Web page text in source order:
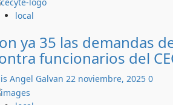
local
ya 35 las demandas
funcionarios del
Angel Galvan 22 noviembre, 2025 0